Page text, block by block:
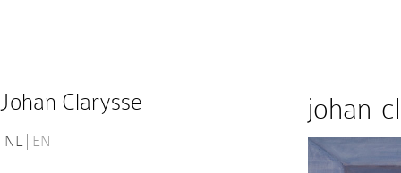
Johan Clarysse
NL EN
johan-